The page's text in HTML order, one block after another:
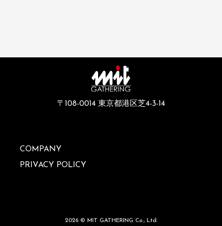
〒108-0014 東京都港区芝4-3-14
COMPANY
PRIVACY POLICY
2026 © MIT GATHERING Co., Ltd.